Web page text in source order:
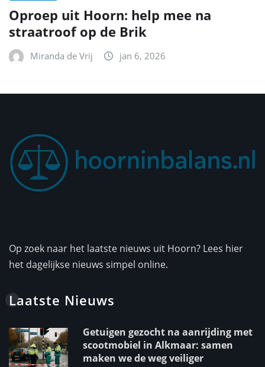
Oproep uit Hoorn: help mee na
straatroof op de Brik
Miranda de Vrij jan 6, 2026
Op zoek naar het laatste nieuws uit Hoorn? Lees hier
het dagelijkse nieuws simpel online.
Laatste Nieuws
Getuigen gezocht na aanrijding met
scootmobiel in Alkmaar: samen
maken we de weg veiliger